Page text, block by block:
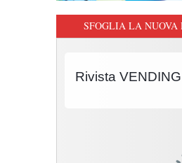
SFOGLIA LA NUOVA